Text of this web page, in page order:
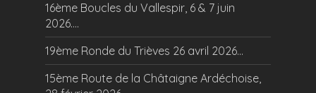
16ème Boucles du Vallespir, 6 & 7 juin
2026….
19ème Ronde du Trièves 26 avril 2026…
15ème Route de la Châtaigne Ardéchoise,